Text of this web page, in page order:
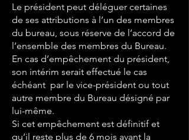
Le président peut déléguer certaines
de ses attributions à l’un des membres
du bureau, sous réserve de l’accord de
l’ensemble des membres du Bureau.
En cas d’empêchement du président,
son intérim serait effectué le cas
échéant par le vice-président ou tout
autre membre du Bureau désigné par
lui-même.
Si cet empêchement est définitif et
qu’il reste plus de 6 mois avant la